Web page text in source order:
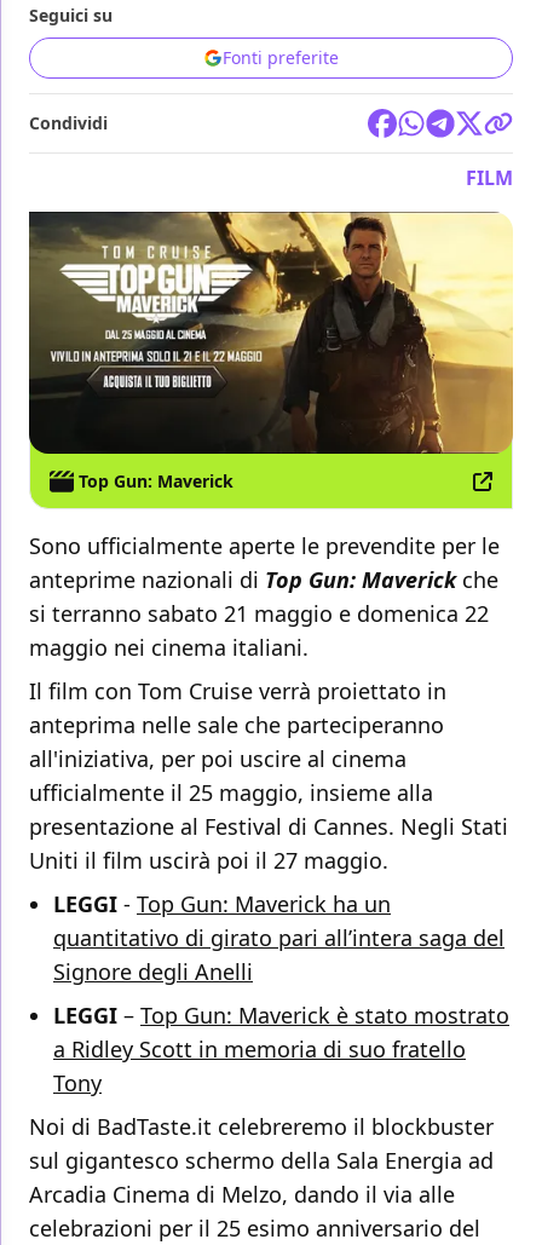
Seguici su
Fonti preferite
Condividi
FILM
Top Gun: Maverick
Sono ufficialmente aperte le prevendite per le
anteprime nazionali di Top Gun: Maverick che
si terranno sabato 21 maggio e domenica 22
maggio nei cinema italiani.
Il film con Tom Cruise verrà proiettato in
anteprima nelle sale che parteciperanno
all'iniziativa, per poi uscire al cinema
ufficialmente il 25 maggio, insieme alla
presentazione al Festival di Cannes. Negli Stati
Uniti il film uscirà poi il 27 maggio.
LEGGI - Top Gun: Maverick ha un
quantitativo di girato pari all’intera saga del
Signore degli Anelli
LEGGI – Top Gun: Maverick è stato mostrato
a Ridley Scott in memoria di suo fratello
Tony
Noi di BadTaste.it celebreremo il blockbuster
sul gigantesco schermo della Sala Energia ad
Arcadia Cinema di Melzo, dando il via alle
celebrazioni per il 25 esimo anniversario del